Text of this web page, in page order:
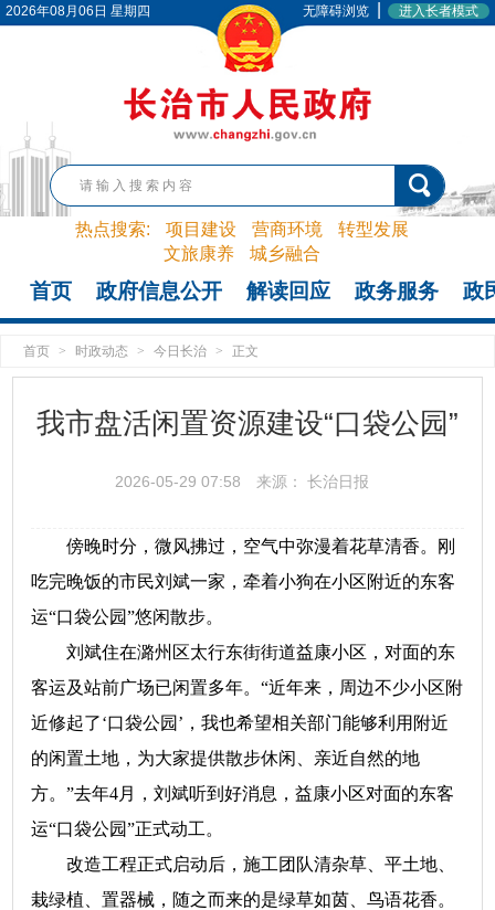
2026年08月06日 星期四 无障碍浏览 进入长者模式
热点搜索: 项目建设 营商环境
转型发展
文旅康养
城乡融合
首页 政府信息公开 解读回应 政务服务 政
首页 > 时政动态 > 今日长治 > 正文
我市盘活闲置资源建设“口袋公园”
2026-05-29 07:58 来源： 长治日报
傍晚时分，微风拂过，空气中弥漫着花草清香。刚
吃完晚饭的市民刘斌一家，牵着小狗在小区附近的东客
运“口袋公园”悠闲散步。
刘斌住在潞州区太行东街街道益康小区，对面的东
客运及站前广场已闲置多年。“近年来，周边不少小区附
近修起了‘口袋公园’，我也希望相关部门能够利用附近
的闲置土地，为大家提供散步休闲、亲近自然的地
方。”去年4月，刘斌听到好消息，益康小区对面的东客
运“口袋公园”正式动工。
改造工程正式启动后，施工团队清杂草、平土地、
栽绿植、置器械，随之而来的是绿草如茵、鸟语花香。